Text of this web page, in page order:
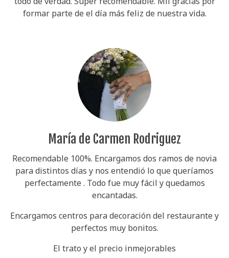
formar parte de el día más feliz de nuestra vida.
María de Carmen Rodriguez
Recomendable 100%. Encargamos dos ramos de novia
para distintos días y nos entendió lo que queríamos
perfectamente . Todo fue muy fácil y quedamos
encantadas.
Encargamos centros para decoración del restaurante y
perfectos muy bonitos.
El trato y el precio inmejorables